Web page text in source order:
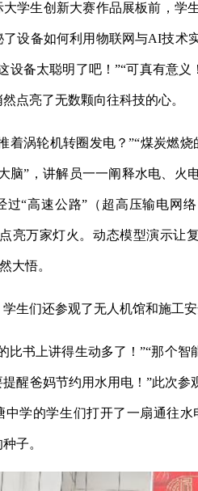
大学生创新大赛作品展板前，学
了设备如何利用物联网与AI技术
设备太聪明了吧！”“可真有意
点亮了无数颗向往科技的心。
着涡轮机转圈发电？”“煤炭燃
脑”，讲解员一一阐释水电、火
过“高速公路”（超高压输电网
亮万家灯火。动态模型演示让
大悟。
生们还参观了无人机馆和施工安
比书上讲得生动多了！”“那个
醒爸妈节约用水用电！”此次
中学的学生们打开了一扇通往
子。